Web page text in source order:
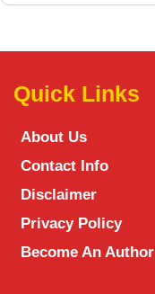
Quick Links
About Us
Contact Info
Disclaimer
Privacy Policy
Become An Author